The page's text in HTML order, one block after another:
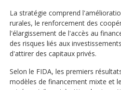
La stratégie comprend
rurales, le renforcement des
l'élargissement de l'accès au
des risques liés aux
d'attirer des capitaux privés.
Selon le FIDA, les premiers
modèles de financement mixte et